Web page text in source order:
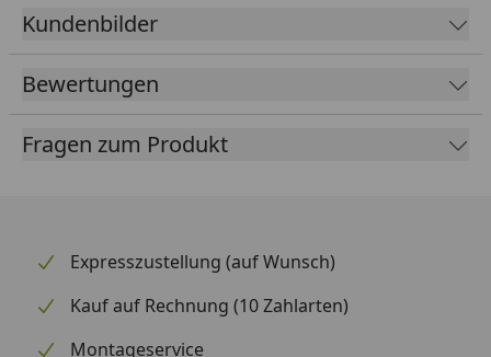
Zylinderschloss inkl. 3 Schlüsseln
Mit extra hoher Tür 195 cm
Sämtliche Holzteile aus nordischem Fichtenholz
Ausführungen: naturbelassen, anthrazit
Boden: 19 mm Massivholzdielen mit Nut und Feder
5 Jahre Garantie auf alle Holzteile
Kaufberater , der Ihnen erklärt, welches Zubehör
für Ihren Gartenhauskauf erforderlich ist und
Kundenbilder
Bewertungen
Fragen zum Produkt
Expresszustellung (auf Wunsch)
Kauf auf Rechnung (10 Zahlarten)
Montageservice